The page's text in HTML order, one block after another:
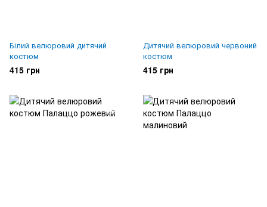
Білий велюровий дитячий
костюм
415 грн
Дитячий велюровий червоний
костюм
415 грн